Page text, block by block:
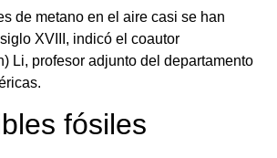
de metano en el aire casi se han
XVIII, indicó el coautor
Li, profesor adjunto del departamento
fósiles